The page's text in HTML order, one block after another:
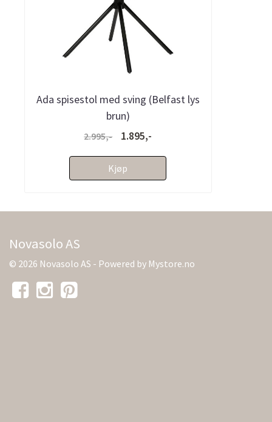
Ada spisestol med sving (Belfast lys
brun)
2.995,- 1.895,-
Kjøp
Novasolo AS
© 2026 Novasolo AS - Powered by Mystore.no